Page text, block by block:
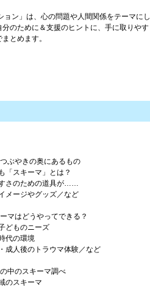
ョン」は、心の問題や人間関係をテーマにし
のために＆支援のヒントに、手に取りやす
とめます。
ぶやきの奥にあるもの
「スキーマ」とは？
さのための道具が……
メージやグッズ／など
マはどうやってできる？
どものニーズ
代の環境
成人後のトラウマ体験／など
中のスキーマ調べ
のスキーマ